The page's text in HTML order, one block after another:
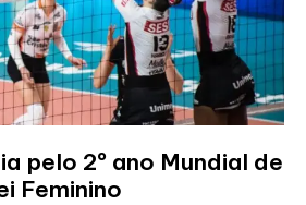
pelo 2º ano Mundial de
Feminino